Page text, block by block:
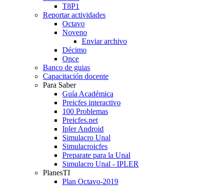
T8P1
Reportar actividades
Octavo
Noveno
Enviar archivo
Décimo
Once
Banco de guias
Capacitación docente
Para Saber
Guía Académica
Preicfes interactivo
100 Problemas
Preicfes.net
Ipler Android
Simulacro Unal
Simulacroicfes
Preparate para la Unal
Simulacro Unal - IPLER
PlanesTI
Plan Octavo-2019